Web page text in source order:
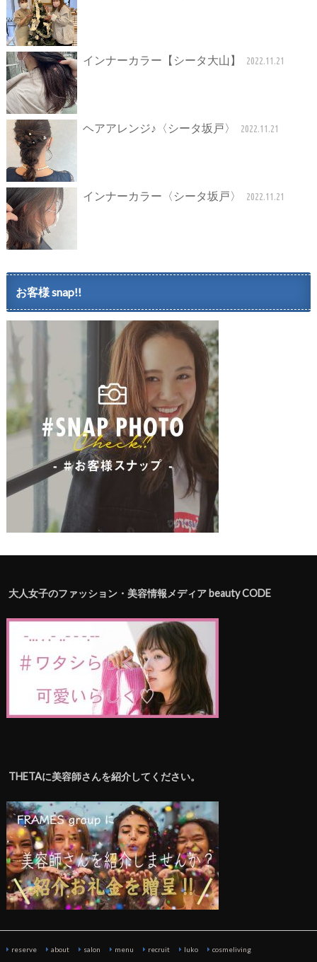
インナーカラー【シータ大山】 2022.11.21
ヘアアレンジ♪〈シータ坂戸〉 2022.11.21
インナーカラー〈シータ坂戸〉 2022.11.21
お客様 snap!!
大人女子のファッション・美容情報メディア beauty CODE
THETAに美容師さんを紹介してください。
reserve about salon menu recruit luko cosmeliving